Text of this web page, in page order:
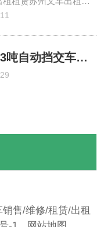
分享：杭叉3吨自动挡交车一台老板用车发财。合力/杭叉/诺力叉车苏州销售服务
售/维修/租赁/出租